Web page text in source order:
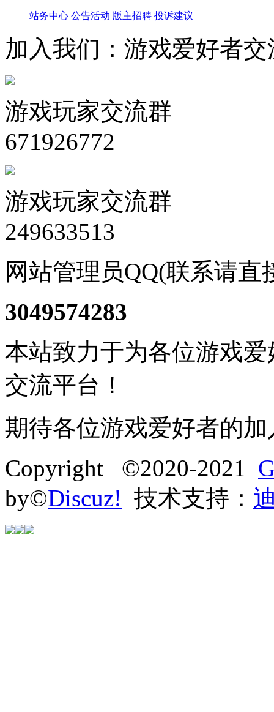
站务中心 公告活动 版主招聘 投诉建议
加入我们：游戏爱好者交
游戏玩家交流群
671926772
游戏玩家交流群
249633513
网站管理员QQ(联系请直
3049574283
本站致力于为各位游戏
交流平台！
期待各位游戏爱好者的加
Copyright ©2020-2021
by©Discuz! 技术支持：